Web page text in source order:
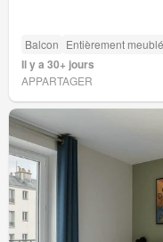
Balcon Entièrement meublé
Il y a 30+ jours
APPARTAGER